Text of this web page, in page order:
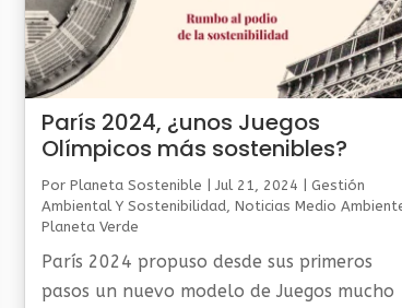
París 2024, ¿unos Juegos
Olímpicos más sostenibles?
Por Planeta Sostenible | Jul 21, 2024 | Gestión
Ambiental Y Sostenibilidad Noticias Medio
Planeta Verde
París 2024 propuso desde sus primeros
pasos un nuevo modelo de Juegos mucho